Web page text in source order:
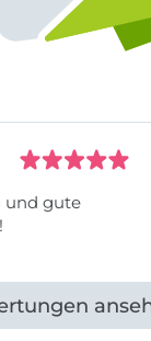
und gute